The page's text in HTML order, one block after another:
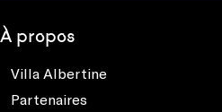
À propos
Villa Albertine
Partenaires